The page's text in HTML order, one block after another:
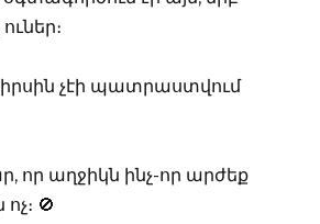
չէի պատրաստվում
որ աղջիկն ինչ-որ արժեք
🚫